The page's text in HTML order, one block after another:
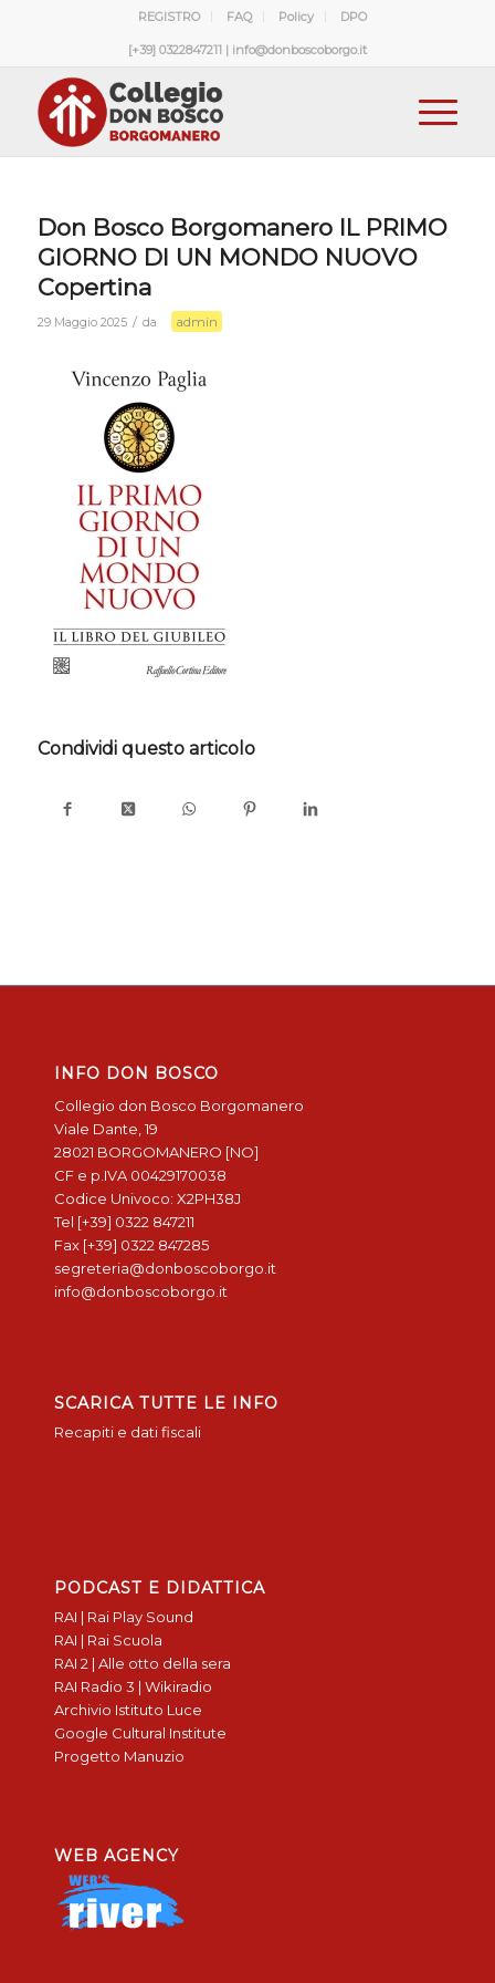
REGISTRO FAQ Policy DPO
[+39] 0322847211 | info@donboscoborgo.it
Don Bosco Borgomanero IL PRIMO
GIORNO DI UN MONDO NUOVO
Copertina
29 Maggio 2025 / da admin
Condividi questo articolo
INFO DON BOSCO
Collegio don Bosco Borgomanero
Viale Dante, 19
28021 BORGOMANERO [NO]
CF e p.IVA 00429170038
Codice Univoco: X2PH38J
Tel [+39] 0322 847211
Fax [+39] 0322 847285
segreteria@donboscoborgo.it
info@donboscoborgo.it
SCARICA TUTTE LE INFO
Recapiti e dati fiscali
PODCAST E DIDATTICA
RAI | Rai Play Sound
RAI | Rai Scuola
RAI 2 | Alle otto della sera
RAI Radio 3 | Wikiradio
Archivio Istituto Luce
Google Cultural Institute
Progetto Manuzio
WEB AGENCY